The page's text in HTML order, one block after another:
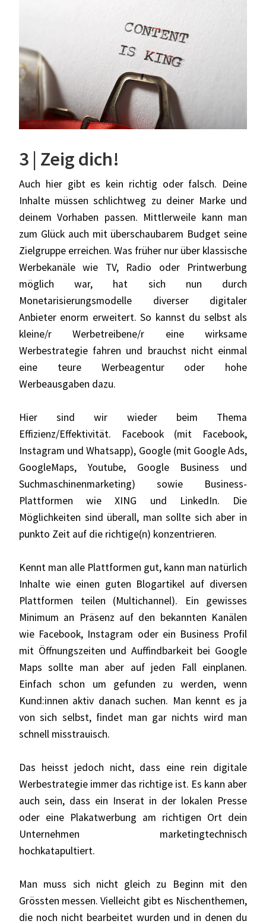
3 | Zeig dich!
Auch hier gibt es kein richtig oder falsch. Deine
Inhalte müssen schlichtweg zu deiner Marke und
deinem Vorhaben passen. Mittlerweile kann man
zum Glück auch mit überschaubarem Budget seine
Zielgruppe erreichen. Was früher nur über klassische
Werbekanäle wie TV, Radio oder Printwerbung
möglich war, hat sich nun durch
Monetarisierungsmodelle diverser digitaler
Anbieter enorm erweitert. So kannst du selbst als
kleine/r Werbetreibene/r eine wirksame
Werbestrategie fahren und brauchst nicht einmal
eine teure Werbeagentur oder hohe
Werbeausgaben dazu.
Hier sind wir wieder beim Thema
Effizienz/Effektivität. Facebook (mit Facebook,
Instagram und Whatsapp), Google (mit Google Ads,
GoogleMaps, Youtube, Google Business und
Suchmaschinenmarketing) sowie Business-
Plattformen wie XING und LinkedIn. Die
Möglichkeiten sind überall, man sollte sich aber in
punkto Zeit auf die richtige(n) konzentrieren.
Kennt man alle Plattformen gut, kann man natürlich
Inhalte wie einen guten Blogartikel auf diversen
Plattformen teilen (Multichannel). Ein gewisses
Minimum an Präsenz auf den bekannten Kanälen
wie Facebook, Instagram oder ein Business Profil
mit Öffnungszeiten und Auffindbarkeit bei Google
Maps sollte man aber auf jeden Fall einplanen.
Einfach schon um gefunden zu werden, wenn
Kund:innen aktiv danach suchen. Man kennt es ja
von sich selbst, findet man gar nichts wird man
schnell misstrauisch.
Das heisst jedoch nicht, dass eine rein digitale
Werbestrategie immer das richtige ist. Es kann aber
auch sein, dass ein Inserat in der lokalen Presse
oder eine Plakatwerbung am richtigen Ort dein
Unternehmen marketingtechnisch
hochkatapultiert.
Man muss sich nicht gleich zu Beginn mit den
Grössten messen. Vielleicht gibt es Nischenthemen,
die noch nicht bearbeitet wurden und in denen du